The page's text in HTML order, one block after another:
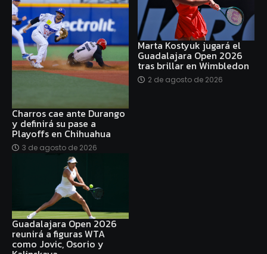
Charros cae ante Durango
y definirá su pase a
Playoffs en Chihuahua
3 de agosto de 2026
Marta Kostyuk jugará el
Guadalajara Open 2026
tras brillar en Wimbledon
2 de agosto de 2026
Guadalajara Open 2026
reunirá a figuras WTA
como Jovic, Osorio y